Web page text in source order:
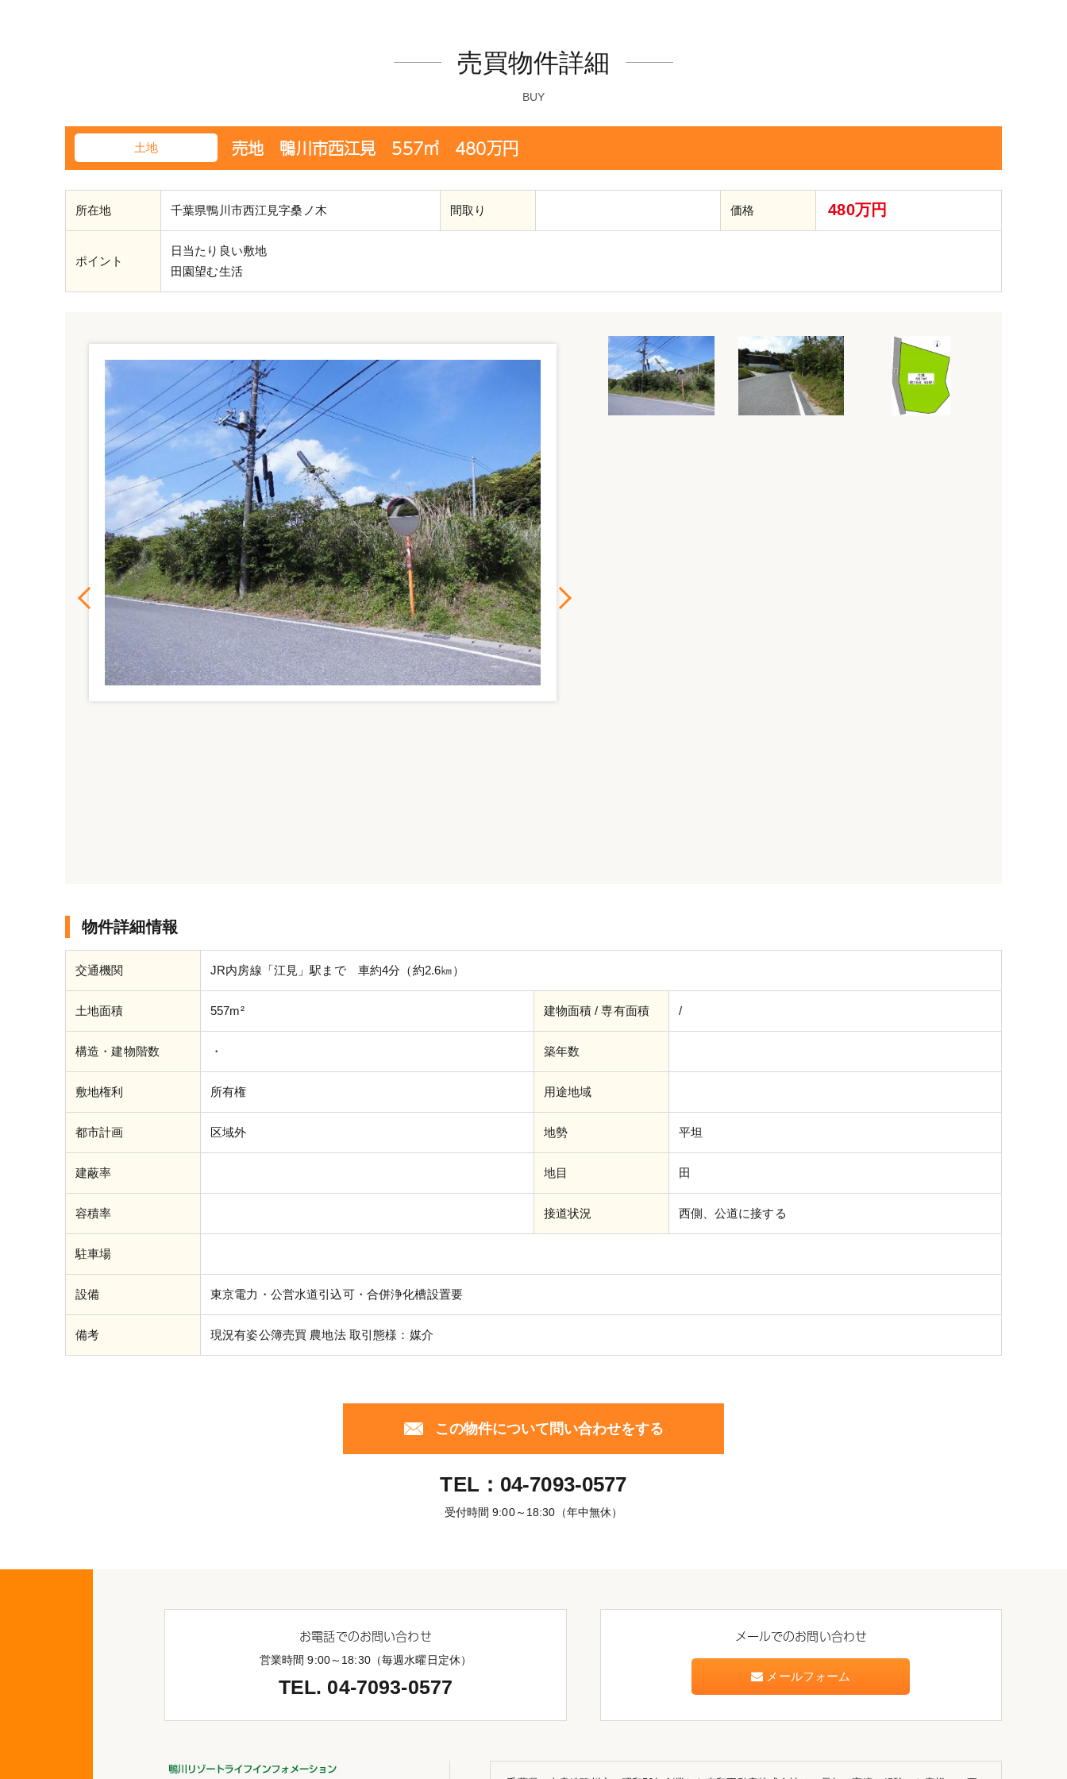
売買物件詳細
BUY
土地 売地 鴨川市西江見 557㎡ 480万円
所在地 千葉県鴨川市西江見字桑ノ木 間取り 価格 480万円
ポイント
日当たり良い敷地
田園望む生活
物件詳細情報
交通機関 JR内房線「江見」駅まで 車約4分（約2.6㎞）
土地面積 557m² 建物面積 / 専有面積 /
構造・建物階数 ・ 築年数
敷地権利 所有権 用途地域
都市計画 区域外 地勢 平坦
建蔽率 地目 田
容積率 接道状況 西側、公道に接する
駐車場
設備 東京電力・公営水道引込可・合併浄化槽設置要
備考 現況有姿公簿売買 農地法 取引態様：媒介
この物件について問い合わせをする
TEL： 04-7093-0577
受付時間 9:00～18:30（年中無休）
お電話でのお問い合わせ
営業時間 9:00～18:30（毎週水曜日定休）
TEL. 04-7093-0577
メールでのお問い合わせ
メールフォーム